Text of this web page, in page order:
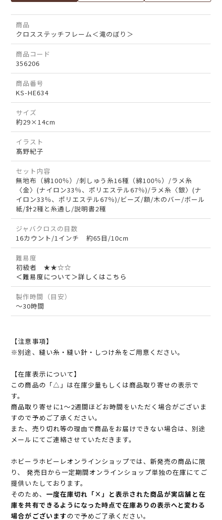
商品
クロスステッチフレーム＜滝のぼり＞
商品コード
356206
商品番号
KS-HE634
サイズ
約29×14cm
イラスト
髙野紀子
セット内容
無地布（綿100％）/刺しゅう糸16種（綿100％）/ラメ糸
〈金〉(ナイロン33％、ポリエステル67％)/ラメ糸〈銀〉(ナ
イロン33％、ポリエステル67％)/ビーズ/額/木のバー/ボール
紙/針2種と糸通し/説明書2種
ジャバクロスの目数
16カウント/1インチ 約65目/10cm
難易度
初級者 ★★☆☆
＜難易度について＞詳しくはこちら
製作時間（目安）
～30時間
【注意事項】
※別途、縫い糸・縫い針・しつけ糸をご用意ください。
【在庫表示について】
この商品の「△」は在庫少量もしくは商品取り寄せの表示で
す。
商品取り寄せに1～2週間ほどお時間をいただく場合がございま
すので予めご了承ください。
また、売り切れ等の理由で商品をお届けできない場合は、別途
メールにてご連絡させていただきます。
ホビーラホビーレオンラインショップでは、新発売の商品に限
り、 発売日から一定期間オンラインショップ単独の在庫にてご
提供いたしております。
そのため、 一度在庫切れ「×」と表示された商品が実店舗と在
庫を共有できるようになった時点で在庫ありの表示へと変わる
場合がございますので予めご了承ください。